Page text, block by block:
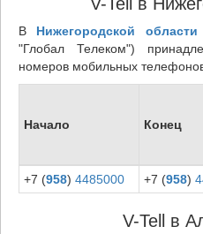
В Нижегородской области
"Глобал Телеком")
номеров мобильных
Начало Конец
+7 (958) 4485000 +7 (958)
V-Tell в